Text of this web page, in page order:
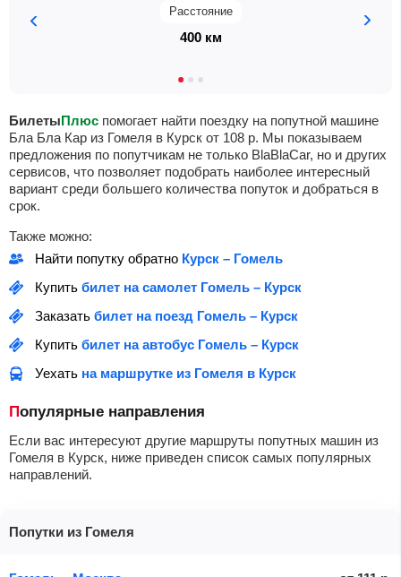
Расстояние
400 км
БилетыПлюс помогает найти поездку на попутной машине
Бла Бла Кар из Гомеля в Курск от 108 р. Мы показываем
предложения по попутчикам не только BlaBlaCar, но и других
сервисов, что позволяет подобрать наиболее интересный
вариант среди большего количества попуток и добраться в
срок.
Также можно:
Найти попутку обратно Курск – Гомель
Купить билет на самолет Гомель – Курск
Заказать билет на поезд Гомель – Курск
Купить билет на автобус Гомель – Курск
Уехать на маршрутке из Гомеля в Курск
Популярные направления
Если вас интересуют другие маршруты попутных машин из
Гомеля в Курск, ниже приведен список самых популярных
направлений.
Попутки из Гомеля